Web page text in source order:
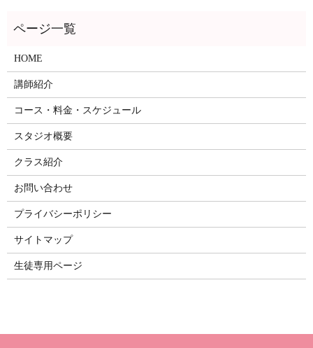
HOME
講師紹介
コース・料金・スケジュール
スタジオ概要
クラス紹介
お問い合わせ
プライバシーポリシー
サイトマップ
生徒専用ページ